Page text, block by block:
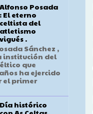
Alfonso Posada
: El eterno
celtista del
atletismo
vigués .
Sánchez ,
institución del
que
ha ejercido
el primer
Día histórico